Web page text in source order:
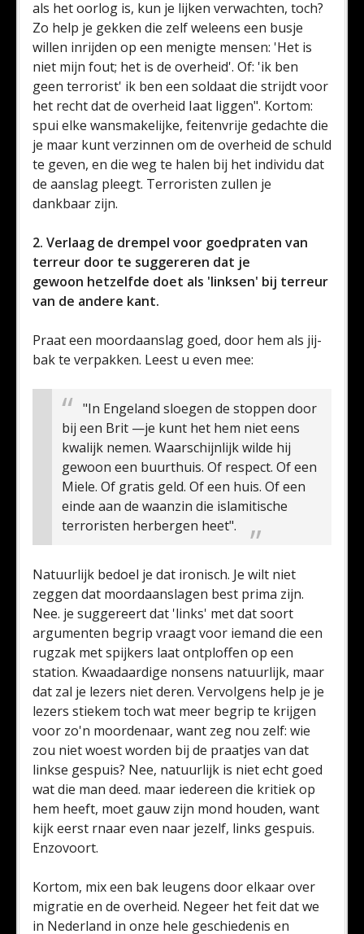
als het oorlog is, kun je lijken verwachten, toch?
Zo help je gekken die zelf weleens een busje
willen inrijden op een menigte mensen: 'Het is
niet mijn fout; het is de overheid'. Of: 'ik ben
geen terrorist' ik ben een soldaat die strijdt voor
het recht dat de overheid Iaat liggen". Kortom:
spui elke wansmakelijke, feitenvrije gedachte die
je maar kunt verzinnen om de overheid de schuld
te geven, en die weg te halen bij het individu dat
de aanslag pleegt. Terroristen zullen je
dankbaar zijn.
2. Verlaag de drempel voor goedpraten van
terreur door te suggereren dat je
gewoon hetzelfde doet als 'linksen' bij terreur
van de andere kant.
Praat een moordaanslag goed, door hem als jij-
bak te verpakken. Leest u even mee:
"In Engeland sloegen de stoppen door
bij een Brit —je kunt het hem niet eens
kwalijk nemen. Waarschijnlijk wilde hij
gewoon een buurthuis. Of respect. Of een
Miele. Of gratis geld. Of een huis. Of een
einde aan de waanzin die islamitische
terroristen herbergen heet".
Natuurlijk bedoel je dat ironisch. Je wilt niet
zeggen dat moordaanslagen best prima zijn.
Nee. je suggereert dat 'links' met dat soort
argumenten begrip vraagt voor iemand die een
rugzak met spijkers laat ontploffen op een
station. Kwaadaardige nonsens natuurlijk, maar
dat zal je lezers niet deren. Vervolgens help je je
lezers stiekem toch wat meer begrip te krijgen
voor zo'n moordenaar, want zeg nou zelf: wie
zou niet woest worden bij de praatjes van dat
linkse gespuis? Nee, natuurlijk is niet echt goed
wat die man deed. maar iedereen die kritiek op
hem heeft, moet gauw zijn mond houden, want
kijk eerst rnaar even naar jezelf, links gespuis.
Enzovoort.
Kortom, mix een bak leugens door elkaar over
migratie en de overheid. Negeer het feit dat we
in Nederland in onze hele geschiedenis en